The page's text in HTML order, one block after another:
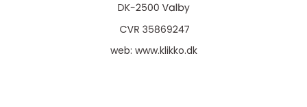
web: www.klikko.dk